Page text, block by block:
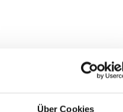
Über Cookies